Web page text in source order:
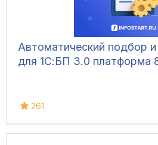
Автоматический подбор
для 1С:БП 3.0 платформа
261